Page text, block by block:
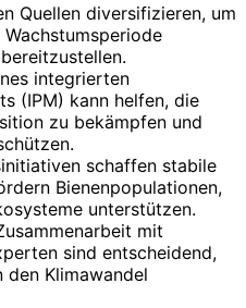
Quellen diversifizieren, um
integrierten
(IPM) kann helfen, die
zu bekämpfen und
schaffen stabile
Bienenpopulationen,
unterstützen.
mit
sind entscheidend,
den Klimawandel